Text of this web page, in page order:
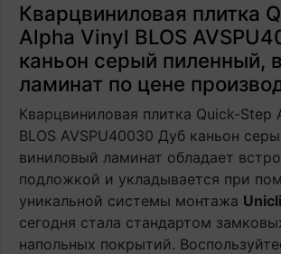
Кварцвиниловая плитка
Alpha Vinyl BLOS
каньон серый пиленный,
ламинат по цене
Кварцвиниловая плитка Quick-Step
BLOS AVSPU40030 Дуб каньон
виниловый ламинат обладает
подложкой и укладывается при
уникальной системы монтажа
сегодня стала стандартом
напольных покрытий.